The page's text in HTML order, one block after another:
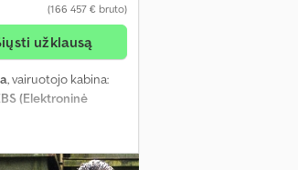
(166 457 € bruto)
užklausą
, vairuotojo kabina:
(Elektroninė